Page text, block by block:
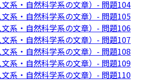
系・自然科学系の文章）- 問題104
系・自然科学系の文章）- 問題105
系・自然科学系の文章）- 問題106
系・自然科学系の文章）- 問題107
系・自然科学系の文章）- 問題108
系・自然科学系の文章）- 問題109
系・自然科学系の文章）- 問題110